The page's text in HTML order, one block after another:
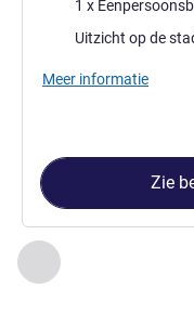
Vorige - Kamer
Pagina ,
1 x
Uitzicht:Uitzicht op de
Meer informatie
Zie